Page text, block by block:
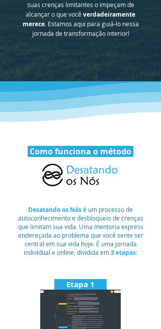
suas crenças limitantes o impeçam de
alcançar o que vocêverdadeiramente
merece. Estamos aqui para guiá-lo nessa
jornada de transformação interior!
Como funciona o método
Desatando os Nósé um processo de
autoconhecimento e desbloqueio de crenças
que limitam sua vida. Uma mentoria express
endereçada ao problema que você sente ser
central em sua vida hoje. É uma jornada
individual e online, dividida em3 etapas:
Etapa 1